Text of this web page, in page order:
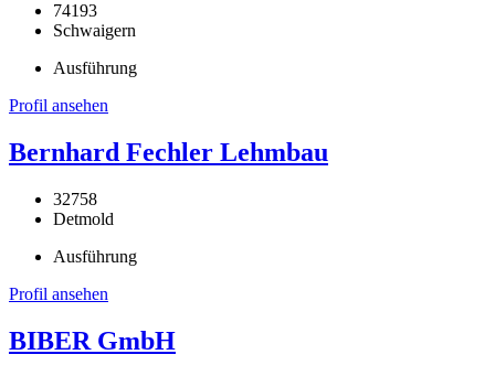
74193
Schwaigern
Ausführung
Profil ansehen
Bernhard Fechler Lehmbau
32758
Detmold
Ausführung
Profil ansehen
BIBER GmbH